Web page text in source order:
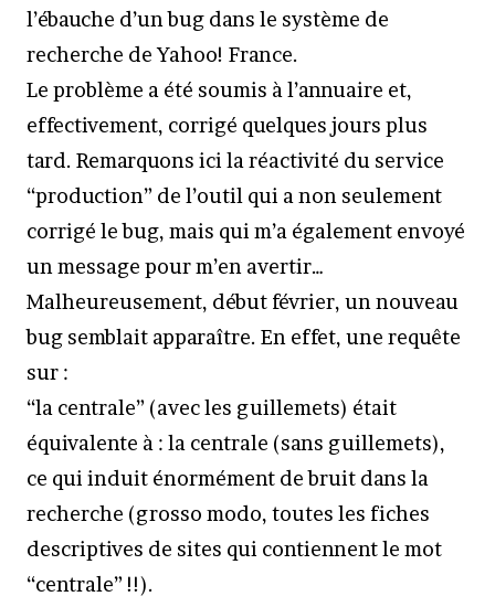
l’ébauche d’un bug dans le système de
recherche de Yahoo! France.
Le problème a été soumis à l’annuaire et,
effectivement, corrigé quelques jours plus
tard. Remarquons ici la réactivité du service
“production” de l’outil qui a non seulement
corrigé le bug, mais qui m’a également envoyé
un message pour m’en avertir…
Malheureusement, début février, un nouveau
bug semblait apparaître. En effet, une requête
sur :
“la centrale” (avec les guillemets) était
équivalente à : la centrale (sans guillemets),
ce qui induit énormément de bruit dans la
recherche (grosso modo, toutes les fiches
descriptives de sites qui contiennent le mot
“centrale” !!).